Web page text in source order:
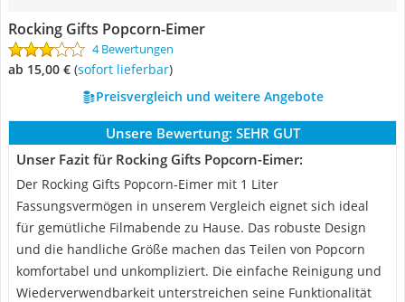
Rocking Gifts Popcorn-Eimer
4 Bewertungen
ab 15,00 € ( Sofort lieferbar)
Preisvergleich und weitere Angebote
Unsere Bewertung: SEHR GUT
Unser Fazit für Rocking Gifts Popcorn-Eimer:
Der Rocking Gifts Popcorn-Eimer mit 1 Liter
Fassungsvermögen in unserem Vergleich eignet sich ideal
für gemütliche Filmabende zu Hause. Das robuste Design
und die handliche Größe machen das Teilen von Popcorn
komfortabel und unkompliziert. Die einfache Reinigung und
Wiederverwendbarkeit unterstreichen seine Funktionalität